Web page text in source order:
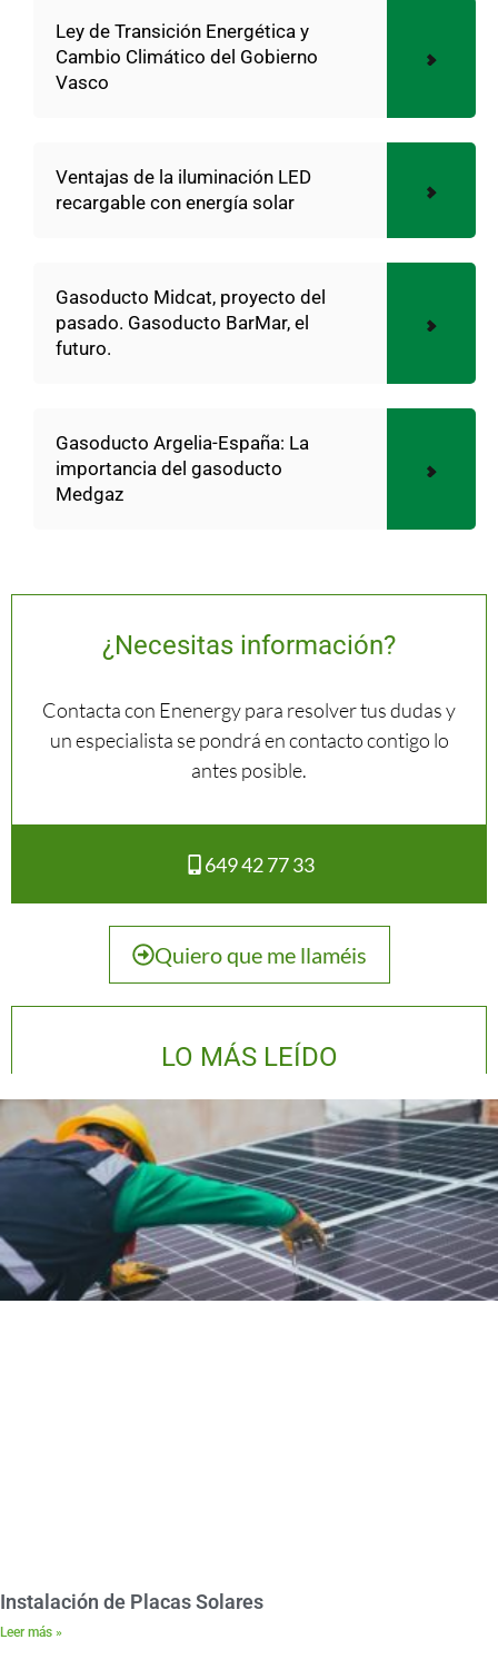
Ley de Transición Energética y
Cambio Climático del Gobierno
Vasco
Ventajas de la iluminación LED
recargable con energía solar
Gasoducto Midcat, proyecto del
pasado. Gasoducto BarMar, el
futuro.
Gasoducto Argelia-España: La
importancia del gasoducto
Medgaz
¿Necesitas información?
Contacta con Enenergy para resolver tus dudas y
un especialista se pondrá en contacto contigo lo
antes posible.
649 42 77 33
Quiero que me llaméis
LO MÁS LEÍDO
Instalación de Placas Solares
Leer más »